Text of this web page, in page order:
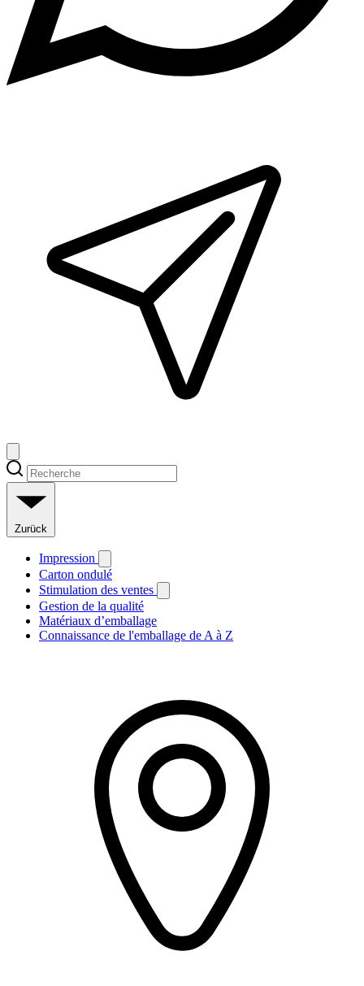
Zurück
Impression
Carton ondulé
Stimulation des ventes
Gestion de la qualité
Matériaux d’emballage
Connaissance de l'emballage de A à Z